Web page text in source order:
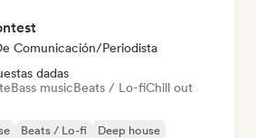
Comunicación/Periodista
dadas
Bass musicBeats / Lo-fiChill out
Beats / Lo-fi
Deep house